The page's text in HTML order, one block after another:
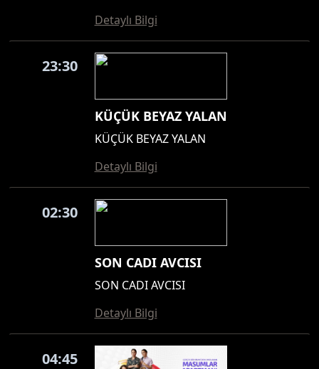
Detaylı Bilgi
23:30
KÜÇÜK BEYAZ YALAN
KÜÇÜK BEYAZ YALAN
Detaylı Bilgi
02:30
SON CADI AVCISI
SON CADI AVCISI
Detaylı Bilgi
04:45